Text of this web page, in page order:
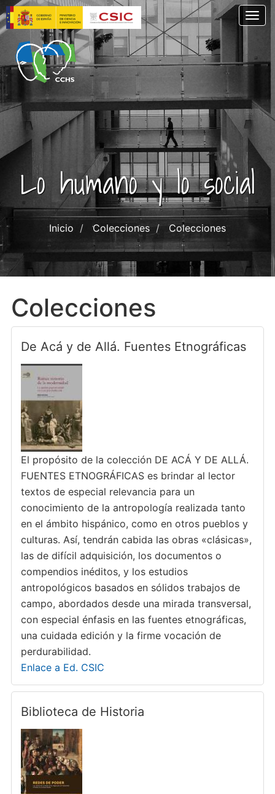
Pasar
al
contenido
principal
Lo humano y lo social
Inicio Colecciones Colecciones
Colecciones
De Acá y de Allá. Fuentes Etnográficas
El propósito de la colección DE ACÁ Y DE ALLÁ.
FUENTES ETNOGRÁFICAS es brindar al lector
textos de especial relevancia para un
conocimiento de la antropología realizada tanto
en el ámbito hispánico, como en otros pueblos y
culturas. Así, tendrán cabida las obras «clásicas»,
las de difícil adquisición, los documentos o
compendios inéditos, y los estudios
antropológicos basados en sólidos trabajos de
campo, abordados desde una mirada transversal,
con especial énfasis en las fuentes etnográficas,
una cuidada edición y la firme vocación de
perdurabilidad.
Enlace a Ed. CSIC
Biblioteca de Historia